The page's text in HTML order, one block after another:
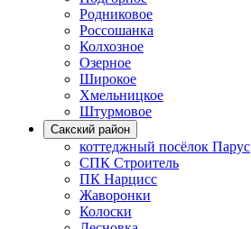
Родниковое
Россошанка
Колхозное
Озерное
Широкое
Хмельницкое
Штурмовое
Сакский район
коттеджный посёлок Парус
СПК Строитель
ПК Нарцисс
Жаворонки
Колоски